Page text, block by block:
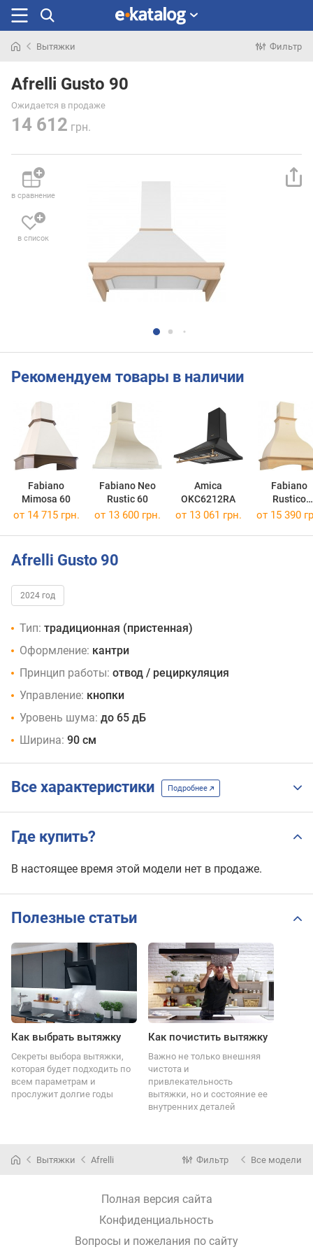
раньше
Вытяжки Фильтр
Afrelli Gusto 90
Ожидается в продаже
14 612 грн.
в сравнение
в список
Рекомендуем товары в наличии
Fabiano
Mimosa 60
Fabiano Neo
Rustic 60
Amica
OKC6212RA
Fabiano
Rustico
Silence+
от 14 715 грн. от 13 600 грн. от 13 061 грн. от 15 390
Afrelli Gusto 90
2024 год
Тип: традиционная (пристенная)
Оформление: кантри
Принцип работы: отвод / рециркуляция
Управление: кнопки
Уровень шума: до 65 дБ
Ширина: 90 см
Все характеристики Подробнее
Где купить?
В настоящее время этой модели нет в продаже.
Полезные статьи
Как выбрать вытяжку
Секреты выбора вытяжки,
которая будет подходить по
всем параметрам и
прослужит долгие годы
Как почистить вытяжку
Важно не только внешняя
чистота и
привлекательность
вытяжки, но и состояние ее
внутренних деталей
Вытяжки Afrelli Фильтр Все модели
Полная версия сайта
Конфиденциальность
Вопросы и пожелания по сайту